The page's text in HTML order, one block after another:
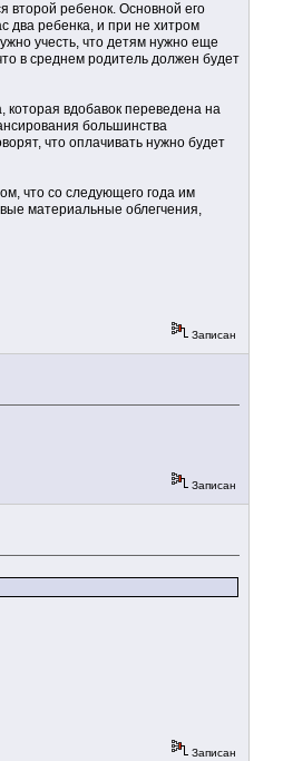
второй ребенок. Основной его
два ребенка, и при не хитром
учесть, что детям нужно еще
в среднем родитель должен будет
которая вдобавок переведена на
большинства
что оплачивать нужно будет
что со следующего года им
материальные облегчения,
Записан
Записан
Записан